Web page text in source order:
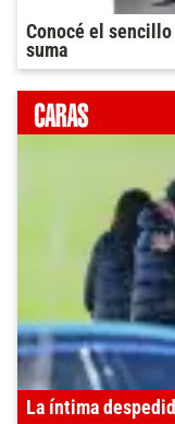
Conocé el
suma
La íntima